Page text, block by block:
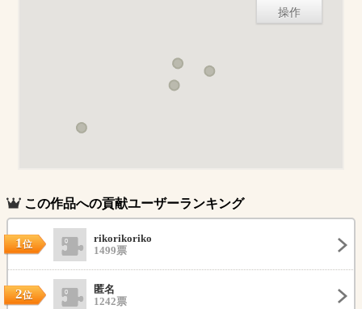
操作
この作品への貢献ユーザーランキング
1位
rikorikoriko
1499票
2位
匿名
1242票